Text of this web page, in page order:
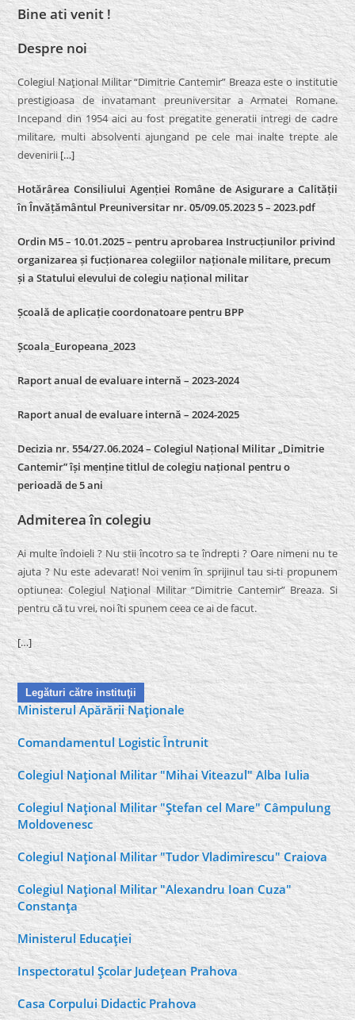
Bine ati venit !
Despre noi
Colegiul Naţional Militar “Dimitrie Cantemir” Breaza este o institutie
prestigioasa de invatamant preuniversitar a Armatei Romane.
Incepand din 1954 aici au fost pregatite generatii intregi de cadre
militare, multi absolventi ajungand pe cele mai inalte trepte ale
devenirii[…]
Hotărârea Consiliului Agenției Române de Asigurare a Calității
în Învățământul Preuniversitar nr. 05/09.05.2023 5 – 2023.pdf
Ordin M5 – 10.01.2025 – pentru aprobarea Instrucțiunilor privind
organizarea și fucționarea colegiilor naționale militare, precum
și a Statului elevului de colegiu național militar
Școală de aplicație coordonatoare pentru BPP
Școala_Europeana_2023
Raport anual de evaluare internă – 2023-2024
Raport anual de evaluare internă –2024-2025
Decizia nr. 554/27.06.2024 – Colegiul Național Militar „Dimitrie
Cantemir” își menține titlul de colegiu național pentru o
perioadă de 5 ani
Admiterea în colegiu
Ai multe îndoieli ? Nu stii încotro sa te îndrepti ? Oare nimeni nu te
ajuta ? Nu este adevarat! Noi venim în sprijinul tau si-ti propunem
optiunea: Colegiul Naţional Militar “Dimitrie Cantemir” Breaza. Si
pentru că tu vrei, noi îti spunem ceea ce ai de facut.
[…]
Legături către instituţii
Ministerul Apărării Naţionale
Comandamentul Logistic Întrunit
Colegiul Naţional Militar "Mihai Viteazul" Alba Iulia
Colegiul Naţional Militar "Ştefan cel Mare" Câmpulung
Moldovenesc
Colegiul Naţional Militar "Tudor Vladimirescu" Craiova
Colegiul Naţional Militar "Alexandru Ioan Cuza"
Constanţa
Ministerul Educaţiei
Inspectoratul Şcolar Judeţean Prahova
Casa Corpului Didactic Prahova